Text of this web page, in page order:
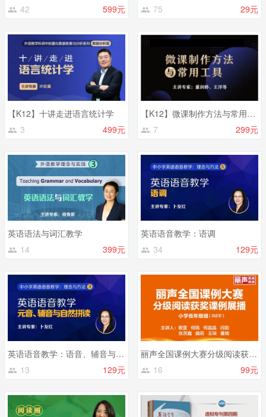
42
599元
75
29元
【K12】十讲走进语言统计学
3
499元
【K12】微课制作方法与常用工具
7
299元
英语语法与词汇教学
14
399元
英语语音教学：语调
34
129元
英语语音教学：语音、辅音与自然拼读
13
129元
丽声全国课例大赛分级阅读获奖课例展播（小学低年级组）
16
99元